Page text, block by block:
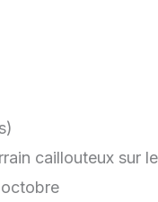
caillouteux sur